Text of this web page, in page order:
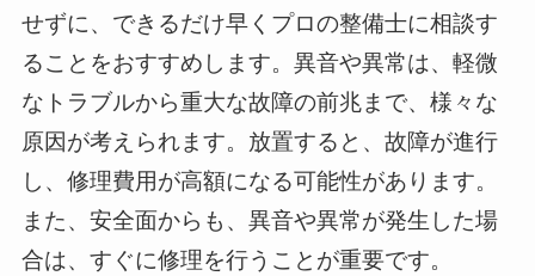
せずに、できるだけ早くプロの整備士に相談す
ることをおすすめします。異音や異常は、軽微
なトラブルから重大な故障の前兆まで、様々な
原因が考えられます。放置すると、故障が進行
し、修理費用が高額になる可能性があります。
また、安全面からも、異音や異常が発生した場
合は、すぐに修理を行うことが重要です。